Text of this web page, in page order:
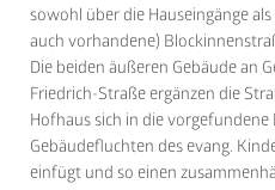
sowohl über die Hauseingänge
auch vorhandene)
Die beiden äußeren Gebäude an
Friedrich-Straße ergänzen die
Hofhaus sich in die
Gebäudefluchten des evang.
einfügt und so einen